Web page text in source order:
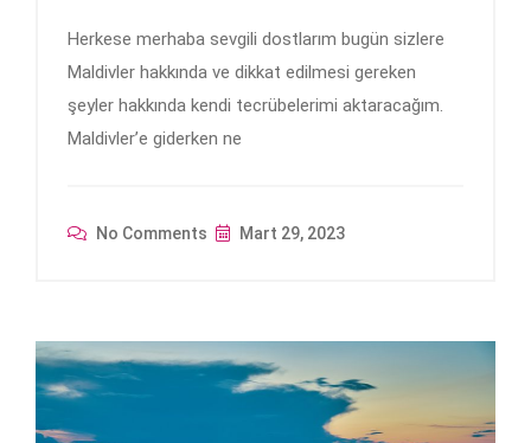
Herkese merhaba sevgili dostlarım bugün sizlere
Maldivler hakkında ve dikkat edilmesi gereken
şeyler hakkında kendi tecrübelerimi aktaracağım.
Maldivler’e giderken ne
No Comments Mart 29, 2023